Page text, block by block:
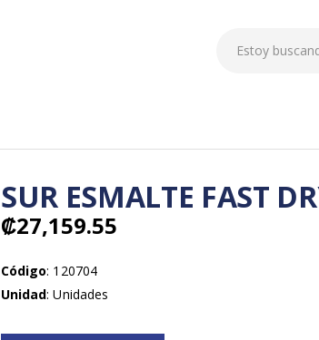
SUR ESMALTE FAST
₡27,159.55
Código: 120704
Unidad: Unidades